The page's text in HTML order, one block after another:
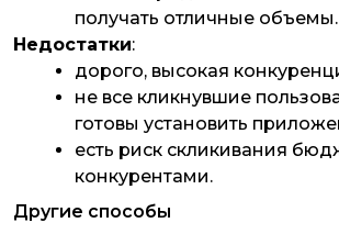
получать отличные объемы.
Недостатки:
дорого, высокая
не все кликнувшие
готовы установить
есть риск скликивания
конкурентами.
Другие способы